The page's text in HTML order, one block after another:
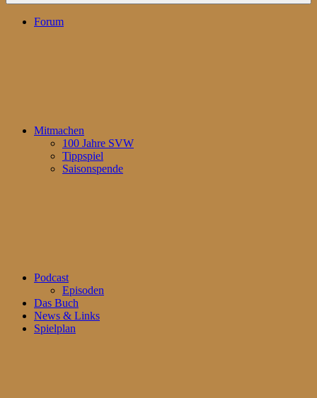
Forum
Mitmachen
100 Jahre SVW
Tippspiel
Saisonspende
Podcast
Episoden
Das Buch
News & Links
Spielplan